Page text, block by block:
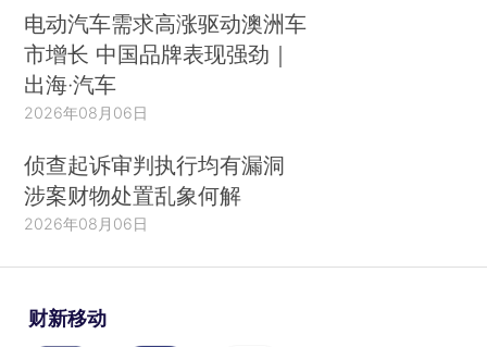
电动汽车需求高涨驱动澳洲车
市增长 中国品牌表现强劲｜
出海·汽车
2026年08月06日
侦查起诉审判执行均有漏洞
涉案财物处置乱象何解
2026年08月06日
财新移动